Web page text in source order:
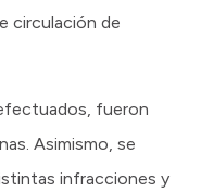
circulación de
fueron
Asimismo, se
infracciones y